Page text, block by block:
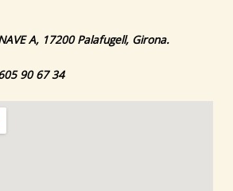
A, 17200 Palafugell, Girona.
90 67 34